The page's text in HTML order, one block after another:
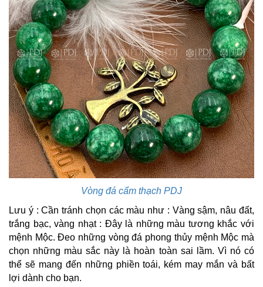
Vòng đá cẩm thạch PDJ
Lưu ý : Cần tránh chọn các màu như : Vàng sậm, nâu đất,
trắng bạc, vàng nhạt : Đây là những màu tương khắc với
mệnh Mộc. Đeo những vòng đá phong thủy mệnh Mộc mà
chọn những màu sắc này là hoàn toàn sai lầm. Vì nó có
thể sẽ mang đến những phiền toái, kém may mắn và bất
lợi dành cho bạn.